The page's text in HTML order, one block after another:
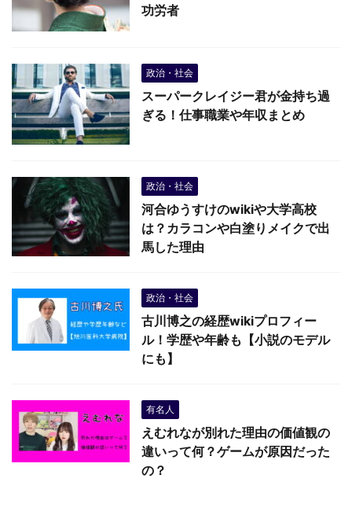
功労者
政治・社会
スーパークレイジー君が金持ち過
ぎる！仕事職業や年収まとめ
政治・社会
河合ゆうすけのwikiや大学高校
は？カラコンや白塗りメイクで出
馬した理由
政治・社会
古川博之の経歴wikiプロフィー
ル！学歴や年齢も【小説のモデル
にも】
有名人
えむれなが別れた理由の価値観の
違いって何？ゲームが原因だった
の？